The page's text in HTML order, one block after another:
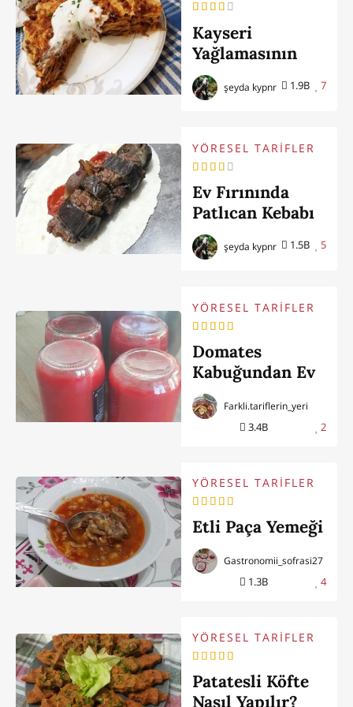
Kayseri
Yağlamasının
Tarifi
1.9B 7
şeyda kypnr
YÖRESEL TARİFLER
Ev Fırınında
Patlıcan Kebabı
1.5B 5
şeyda kypnr
YÖRESEL TARİFLER
Domates
Kabuğundan Ev
Yapımı
Kaynatmalık
3.4B 2
Farkli.tariflerin_yeri
YÖRESEL TARİFLER
Etli Paça Yemeği
1.3B 4
Gastronomii_sofrasi27
YÖRESEL TARİFLER
Patatesli Köfte
Nasıl Yapılır?